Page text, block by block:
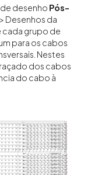
desenho Pós-
Desenhos da
cada grupo de
para os cabos
Nestes
dos cabos
do cabo à